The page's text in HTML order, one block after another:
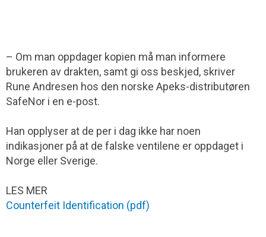
– Om man oppdager kopien må man informere
brukeren av drakten, samt gi oss beskjed, skriver
Rune Andresen hos den norske Apeks-distributøren
SafeNor i en e-post.
Han opplyser at de per i dag ikke har noen
indikasjoner på at de falske ventilene er oppdaget i
Norge eller Sverige.
LES MER
Counterfeit Identification (pdf)